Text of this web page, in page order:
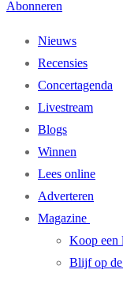
Abonneren
Nieuws
Recensies
Concertagenda
Livestream
Blogs
Winnen
Lees online
Adverteren
Magazine
Koop een
Blijf op de